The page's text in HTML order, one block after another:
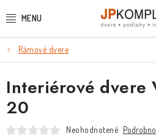
na
PODLAHY
DVERE A ZÁRUBNE
DVERE
Rámové dvere
Interiérové dvere
20
Neohodnotené